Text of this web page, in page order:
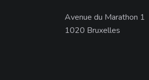
Avenue du Marathon 1
1020 Bruxelles